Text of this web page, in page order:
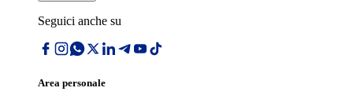
Seguici anche su
Area personale